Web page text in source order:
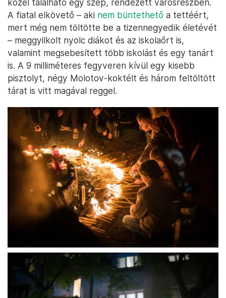
közel található egy szép, rendezett városrészben.
A fiatal elkövető – aki nem büntethető a tettéért,
mert még nem töltötte be a tizennegyedik életévét
– meggyilkolt nyolc diákot és az iskolaőrt is,
valamint megsebesített több iskolást és egy tanárt
is. A 9 milliméteres fegyveren kívül egy kisebb
pisztolyt, négy Molotov-koktélt és három feltöltött
tárat is vitt magával reggel.